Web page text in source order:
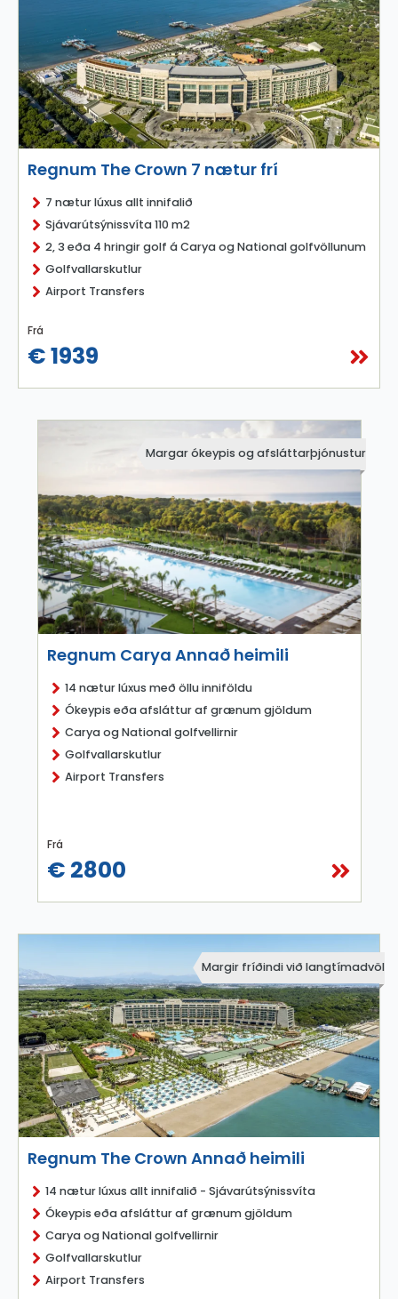
Regnum The Crown 7 nætur frí
7 nætur lúxus allt innifalið
Sjávarútsýnissvíta 110 m2
2, 3 eða 4 hringir golf á Carya og National golfvöllunum
Golfvallarskutlur
Airport Transfers
Frá
€ 1939
Margar ókeypis og afsláttarþjónustur
Regnum Carya Annað heimili
14 nætur lúxus með öllu inniföldu
Ókeypis eða afsláttur af grænum gjöldum
Carya og National golfvellirnir
Golfvallarskutlur
Airport Transfers
Frá
€ 2800
Margir fríðindi við langtímadvöl
Regnum The Crown Annað heimili
14 nætur lúxus allt innifalið - Sjávarútsýnissvíta
Ókeypis eða afsláttur af grænum gjöldum
Carya og National golfvellirnir
Golfvallarskutlur
Airport Transfers